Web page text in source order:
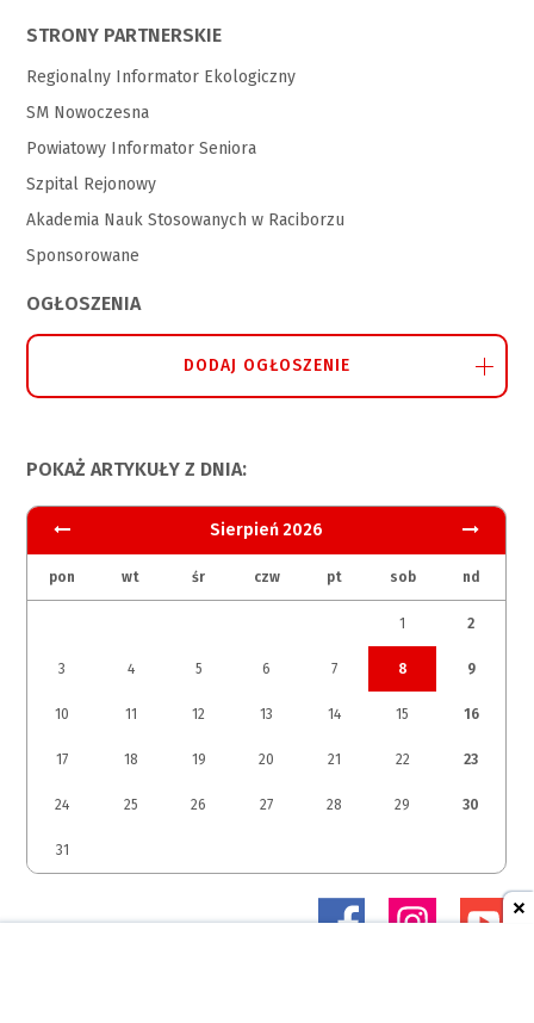
STRONY PARTNERSKIE
Regionalny Informator Ekologiczny
SM Nowoczesna
Powiatowy Informator Seniora
Szpital Rejonowy
Akademia Nauk Stosowanych w Raciborzu
Sponsorowane
OGŁOSZENIA
DODAJ OGŁOSZENIE
POKAŻ ARTYKUŁY Z DNIA:
Sierpień 2026
pon wt śr czw pt sob nd
1 2
3 4 5 6 7 8 9
10 11 12 13 14 15 16
17 18 19 20 21 22 23
24 25 26 27 28 29 30
31